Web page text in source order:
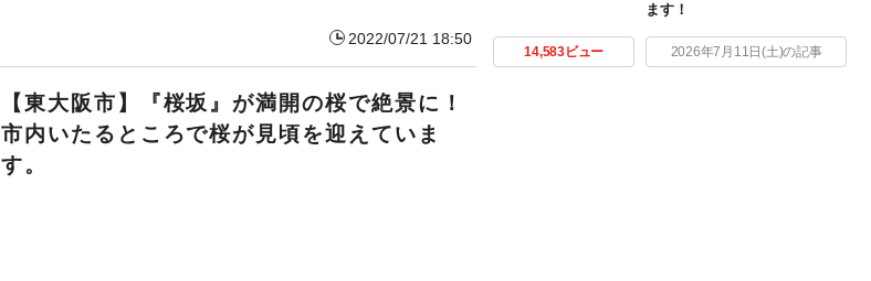
2022/07/21 18:50
【東大阪市】『桜坂』が満開の桜で絶景に！
市内いたるところで桜が見頃を迎えていま
す。
ます！
14,583ビュー 2026年7月11日(土)の記事